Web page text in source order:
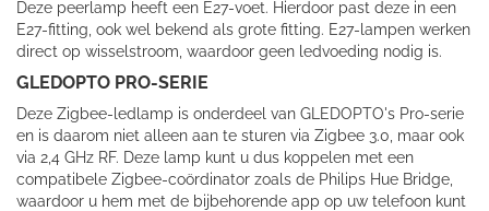
Deze peerlamp heeft een E27-voet. Hierdoor past deze in een
E27-fitting, ook wel bekend als grote fitting. E27-lampen werken
direct op wisselstroom, waardoor geen ledvoeding nodig is.
GLEDOPTO PRO-SERIE
Deze Zigbee-ledlamp is onderdeel van GLEDOPTO's Pro-serie
en is daarom niet alleen aan te sturen via Zigbee 3.0, maar ook
via 2,4 GHz RF. Deze lamp kunt u dus koppelen met een
compatibele Zigbee-coördinator zoals de Philips Hue Bridge,
waardoor u hem met de bijbehorende app op uw telefoon kunt